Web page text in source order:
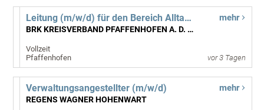
Leitung (m/w/d) für den Bereich Alltagshilfen
BRK KREISVERBAND PFAFFENHOFEN A. D. ILM
Vollzeit
Pfaffenhofen
mehr
vor 3 Tagen
Verwaltungsangestellter (m/w/d)
REGENS WAGNER HOHENWART
mehr